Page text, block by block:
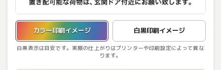
カラー印刷イメージ 白黒印刷イメージ
白黒表示は目安です。実際の仕上がりはプリンターや印刷設定によって異な
ります。
カラー印刷イメージを表示しています。